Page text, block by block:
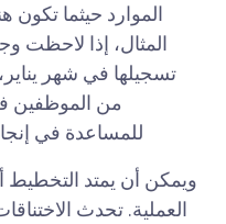
الموارد حيثما
المثال، إذا لاحظت
تسجيلها في شهر
من الموظفين
للمساعدة في
ويمكن أن يمتد التخطيط
العملية. تحدث